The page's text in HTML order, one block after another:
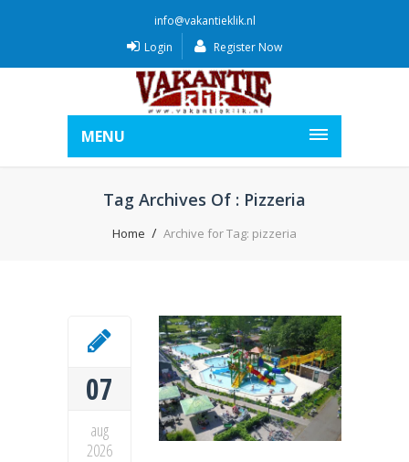
info@vakantieklik.nl
Login
Register Now
MENU
Tag Archives Of : Pizzeria
Home Archive for Tag: pizzeria
07
aug
2026